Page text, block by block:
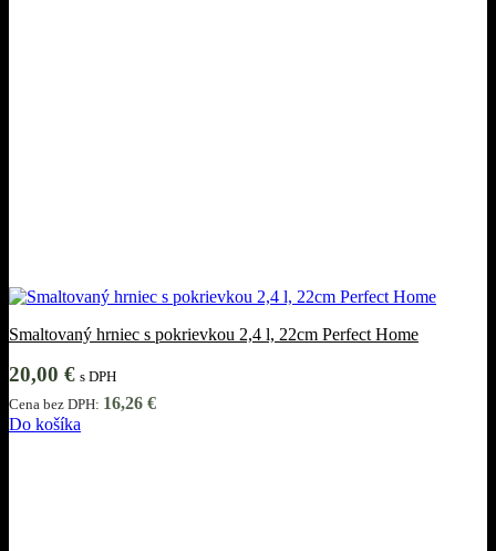
Smaltovaný hrniec s pokrievkou 2,4 l, 22cm Perfect Home
20,00 € s DPH
Cena bez DPH: 16,26 €
Do košíka